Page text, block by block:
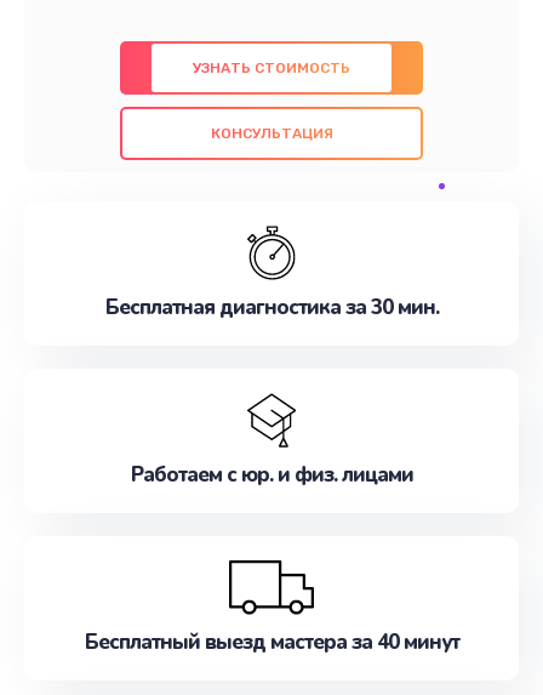
предлагаем быстрый и качественный ремонт с
использованием оригинальных компонентов, а
также гарантируем качество всех
проведенных работ. Наша цель - предоставить
наилучшим образом. Не медлите записаться на
УЗНАТЬ СТОИМОСТЬ
КОНСУЛЬТАЦИЯ
Бесплатная диагностика за 30 мин.
Работаем с юр. и физ. лицами
Бесплатный выезд мастера за 40 минут